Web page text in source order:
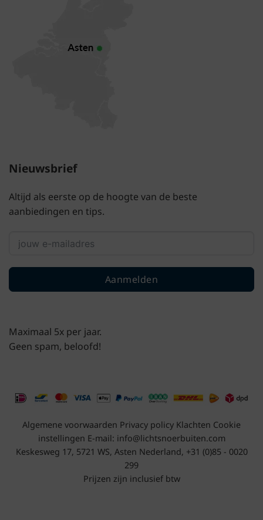
Nieuwsbrief
Altijd als eerste op de hoogte van de beste
aanbiedingen en tips.
Aanmelden
Maximaal 5x per jaar.
Geen spam, beloofd!
Algemene voorwaarden Privacy policy Klachten Cookie
instellingen E-mail: info@lichtsnoerbuiten.com
Keskesweg 17, 5721 WS, Asten Nederland, +31 (0)85 - 0020
299
Prijzen zijn inclusief btw